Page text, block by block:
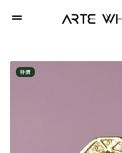
特價